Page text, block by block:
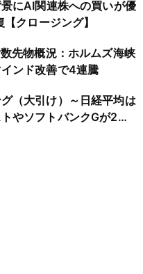
にAI関連株への買いが優
クロージング】
先物概況：ホルムズ海峡
ンド改善で4連騰
（大引け）～日経平均は
やソフトバンクGが2銘